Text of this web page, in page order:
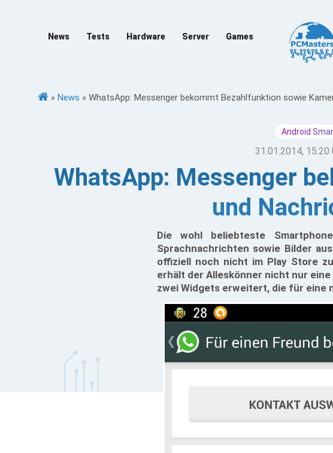
News Tests Hardware Server Games
» News » WhatsApp: Messenger bekommt Bezahlfunktion sowie
Android
31.01.2014, 15:20
WhatsApp: Messenger
und
Die wohl beliebteste
Sprachnachrichten sowie Bilder
offiziell noch nicht im Play Store
erhält der Alleskönner nicht nur
zwei Widgets erweitert, die für eine